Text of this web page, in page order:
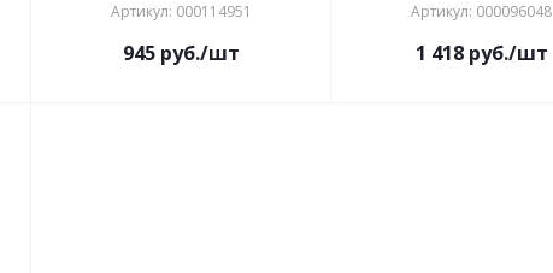
Артикул: 000114951
945 руб./шт
Артикул: 000096048
1 418руб./шт